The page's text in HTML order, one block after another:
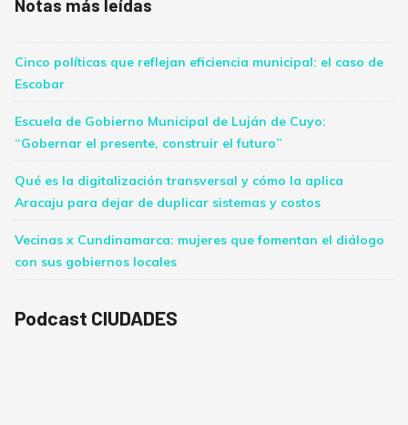
Notas más leídas
Cinco políticas que reflejan eficiencia municipal: el caso de
Escobar
Escuela de Gobierno Municipal de Luján de Cuyo:
“Gobernar el presente, construir el futuro”
Qué es la digitalización transversal y cómo la aplica
Aracaju para dejar de duplicar sistemas y costos
Vecinas x Cundinamarca: mujeres que fomentan el diálogo
con sus gobiernos locales
Podcast CIUDADES